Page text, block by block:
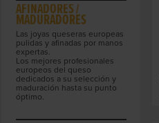
AFINADORES /
MADURADORES
Las joyas queseras europeas
pulidas y afinadas por manos
expertas.
Los mejores profesionales
europeos del queso
dedicados a su selección y
maduración hasta su punto
óptimo.